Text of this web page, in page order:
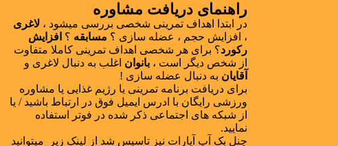
راهنمای دریافت مشاوره
در ابتدا اهداف تمرینی شخصی بررسی میشود ، لاغری
، افزایش حجم ، عضله سازی ؟ مسابقه ؟ افزایش
رکورد؟ برای هر شخصی اهداف تمرینی کاملا متفاوت
از شخص دیگر است ، بانوان اغلب به دنبال لاغری و
آقایان به دنبال عضله سازی !
برای دریافت برنامه تمرینی یا رژیم غذایی یا مشاوره
ورزشی رایگان با ادرس ایمیل فوق در ارتباط باشید / یا
از شبکه های اجتماعی ذکر شده در فوتر استفاده
نمایید.
چنل بک آپ آپارات نیز تاسیس شد از لینک زیر میتوانید